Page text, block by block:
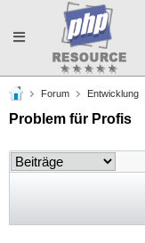
Toggle
navigation
Forum Entwicklung
Problem für Profis